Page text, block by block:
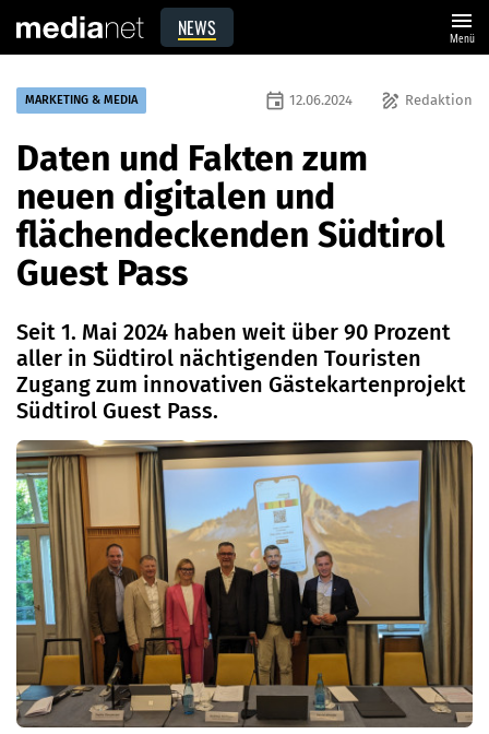
NEWS menu
Menü
MARKETING & MEDIA draw Redaktion
event 12.06.2024
Daten und Fakten zum
neuen digitalen und
flächendeckenden Südtirol
Guest Pass
Seit 1. Mai 2024 haben weit über 90 Prozent
aller in Südtirol nächtigenden Touristen
Zugang zum innovativen Gästekartenprojekt
Südtirol Guest Pass.